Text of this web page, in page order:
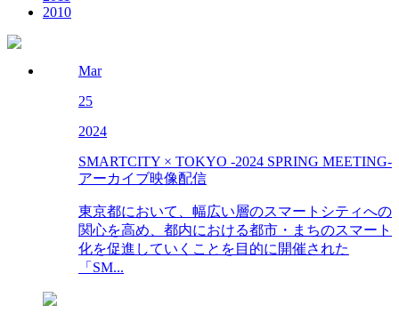
2010
Mar
25
2024
SMARTCITY × TOKYO -2024 SPRING MEETING-
アーカイブ映像配信
東京都において、幅広い層のスマートシティへの
関心を高め、都内における都市・まちのスマート
化を促進していくことを目的に開催された
「SM...